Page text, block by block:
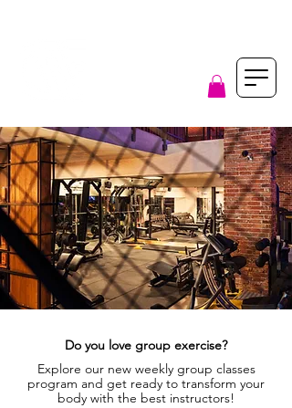
Do you love group exercise?
Explore our new weekly group classes
program and get ready to transform your
body with the best instructors!